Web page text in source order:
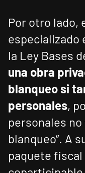
Por otro lado,
especializado
la Ley Bases
una obra
blanqueo si
personales,
personales no
blanqueo”. A
paquete